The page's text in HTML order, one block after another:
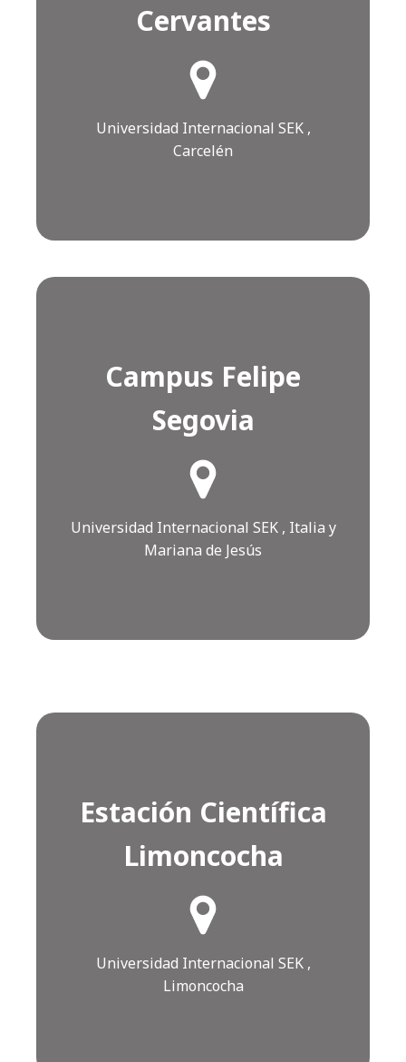
Cervantes
Universidad Internacional SEK ,
Carcelén
¿Cómo llegar?
Click AQUÍ
Campus Felipe
Segovia
Universidad Internacional SEK , Italia y
Mariana de Jesús
¿Cómo llegar?
Click AQUÍ
Estación Científica
Limoncocha
Universidad Internacional SEK ,
Limoncocha
¿Cómo llegar?
Click AQUÍ